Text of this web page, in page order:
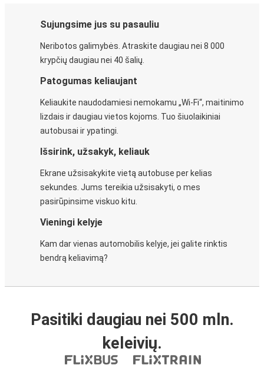
Sujungsime jus su pasauliu
Neribotos galimybės. Atraskite daugiau nei 8 000
krypčių daugiau nei 40 šalių.
Patogumas keliaujant
Keliaukite naudodamiesi nemokamu „Wi-Fi“, maitinimo
lizdais ir daugiau vietos kojoms. Tuo šiuolaikiniai
autobusai ir ypatingi.
Išsirink, užsakyk, keliauk
Ekrane užsisakykite vietą autobuse per kelias
sekundes. Jums tereikia užsisakyti, o mes
pasirūpinsime viskuo kitu.
Vieningi kelyje
Kam dar vienas automobilis kelyje, jei galite rinktis
bendrą keliavimą?
Pasitiki daugiau nei 500 mln.
keleivių.